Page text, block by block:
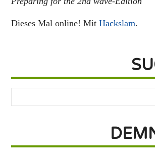
Dieses Mal online! MitHackslam.